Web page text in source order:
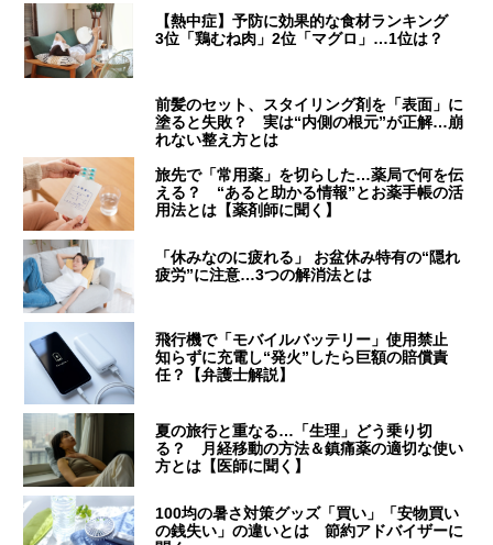
【熱中症】予防に効果的な食材ランキング
3位「鶏むね肉」2位「マグロ」…1位は？
前髪のセット、スタイリング剤を「表面」に
塗ると失敗？ 実は“内側の根元”が正解…崩
れない整え方とは
旅先で「常用薬」を切らした…薬局で何を伝
える？ “あると助かる情報”とお薬手帳の活
用法とは【薬剤師に聞く】
「休みなのに疲れる」 お盆休み特有の“隠れ
疲労”に注意…3つの解消法とは
飛行機で「モバイルバッテリー」使用禁止
知らずに充電し“発火”したら巨額の賠償責
任？【弁護士解説】
夏の旅行と重なる…「生理」どう乗り切
る？ 月経移動の方法＆鎮痛薬の適切な使い
方とは【医師に聞く】
100均の暑さ対策グッズ「買い」「安物買い
の銭失い」の違いとは 節約アドバイザーに